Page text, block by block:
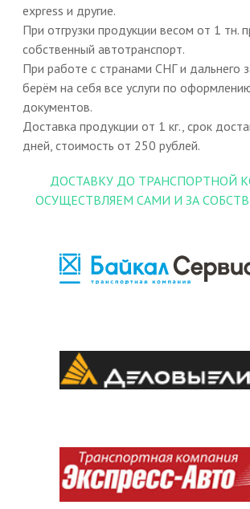
express и другие.
При отгрузки продукции весом от 1 тн.
собственный автотранспорт.
При работе с странами СНГ и дальнего
берём на себя все услуги по
документов.
Доставка продукции от 1 кг., срок
дней, стоимость от 250 рублей.
ДОСТАВКУ ДО ТРАНСПОРТНОЙ
ОСУЩЕСТВЛЯЕМ САМИ И ЗА